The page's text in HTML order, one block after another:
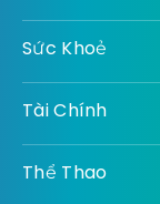
Sức Khoẻ
Tài Chính
Thể Thao